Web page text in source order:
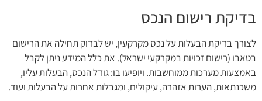
בדיקת רישום הנכס
לצורך בדיקת הבעלות על נכס מקרקעין, יש לבדוק תחילה את הרישום
בטאבו (רישום זכויות במקרקעי ישראל). את כלל המידע ניתן לקבל
באמצעות מערכות ממוחשבות. ויופיעו בו: גודל הנכס, הבעלות עליו,
משכנתאות, הערות אזהרה, עיקולים, ומגבלות אחרות על הבעלות ועוד.